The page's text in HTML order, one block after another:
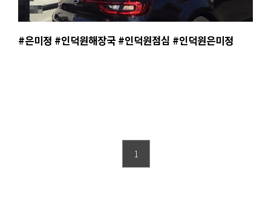
#은미정 #인덕원해장국 #인덕원점심 #인덕원은미정
1